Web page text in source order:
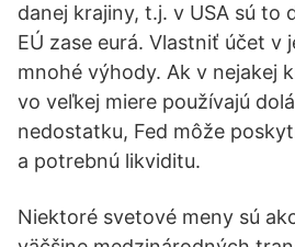
danej krajiny, t.j. v USA sú to
EÚ zase eurá. Vlastniť účet v
mnohé výhody. Ak v nejakej
vo veľkej miere používajú
nedostatku, Fed môže
a potrebnú likviditu.
Niektoré svetové meny sú